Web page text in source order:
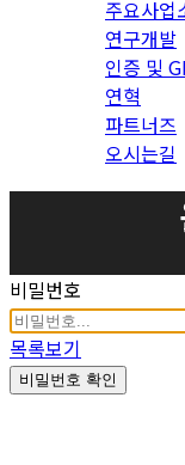
주요사업
연구개발
인증 및
연혁
파트너즈
오시는길
비밀번호
목록보기
비밀번호 확인